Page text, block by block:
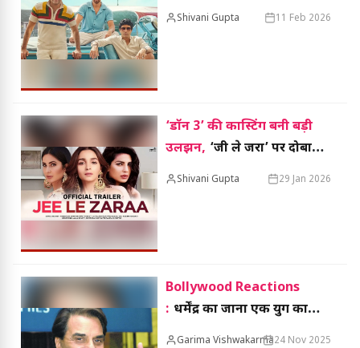
का ड्राफ्ट तैयार, फिर साथ दिख
Shivani Gupta 11 Feb 2026
‘डॉन 3’ की कास्टिंग बनी बड़ी
उलझन, ‘जी ले जरा’ पर दोबारा
फोकस करेंगे फरहान अख्तर
Shivani Gupta 29 Jan 2026
Bollywood Reactions
: धर्मेंद्र का जाना एक युग का
अंत, बॉलीवुड इंडस्ट्री में शोक की
Garima Vishwakarma24 Nov 2025